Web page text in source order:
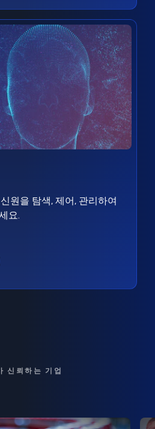
원을 탐색, 제어, 관리하여
요.
신뢰하는 기업